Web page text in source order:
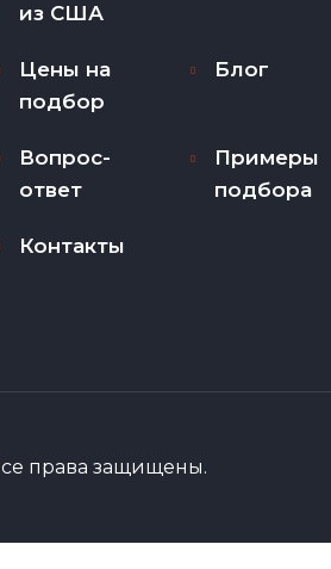
из США
Цены на
подбор
Блог
Вопрос-
ответ
Примеры
подбора
Контакты
права защищены.